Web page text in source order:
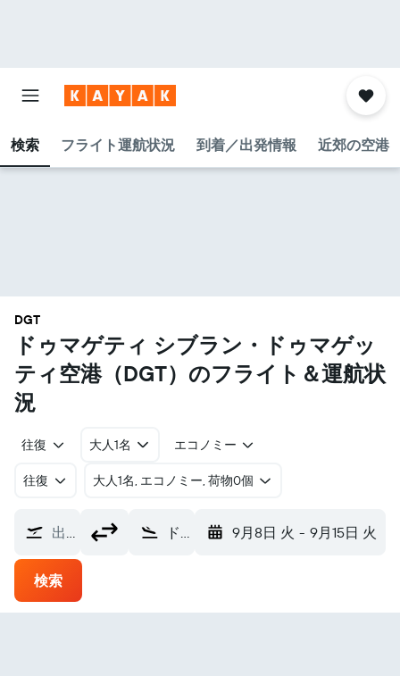
検索 フライト運航状況 到着／出発情報 近郊の空港
DGT
ドゥマゲティ シブラン・ドゥマゲッ
ティ空港​（DGT​）のフライト＆運航状
況
往復 大人1名 エコノミー
往復 ​大人1名, エコノミー, 荷物0個
出発地 ドゥマゲティ シブラン・ドゥマゲッティ空港 (DGT) 9月8日 火 - 9月15日 火
検索